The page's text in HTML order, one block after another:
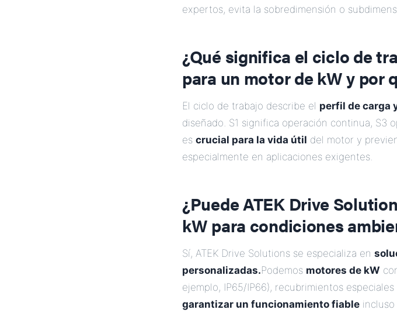
expertos, evita la sobredimensión o
¿Qué significa el ciclo de
para un motor de kW y por
El ciclo de trabajo describe el perfil de carga
diseñado. S1 significa operación continua,
es crucial para la vida útil del motor y
especialmente en aplicaciones exigentes.
¿Puede ATEK Drive
kW para condiciones
Sí, ATEK Drive Solutions se especializa en
personalizadas.Podemos motores de kW
ejemplo, IP65/IP66), recubrimientos
garantizar un funcionamiento fiable